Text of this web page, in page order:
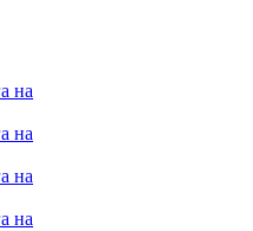
на
на
на
на